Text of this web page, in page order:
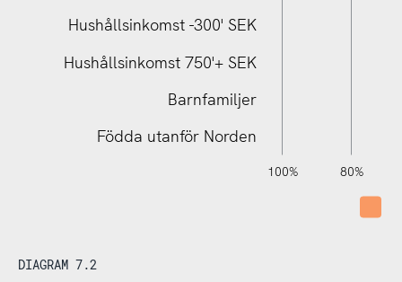
Födda utanför Norden
Barnfamiljer
Hushållsinkomst 750'+ SEK
Hushållsinkomst -300' SEK
-40%
-20% 80%
100%
120%
140%
DIAGRAM 7.2